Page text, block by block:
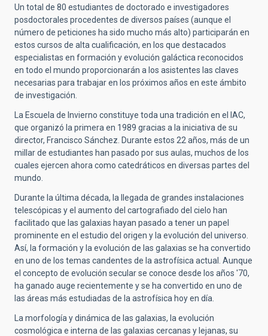
Un total de 80 estudiantes de doctorado e investigadores
posdoctorales procedentes de diversos países (aunque el
número de peticiones ha sido mucho más alto) participarán en
estos cursos de alta cualificación, en los que destacados
especialistas en formación y evolución galáctica reconocidos
en todo el mundo proporcionarán a los asistentes las claves
necesarias para trabajar en los próximos años en este ámbito
de investigación.
La Escuela de Invierno constituye toda una tradición en el IAC,
que organizó la primera en 1989 gracias a la iniciativa de su
director, Francisco Sánchez. Durante estos 22 años, más de un
millar de estudiantes han pasado por sus aulas, muchos de los
cuales ejercen ahora como catedráticos en diversas partes del
mundo.
Durante la última década, la llegada de grandes instalaciones
telescópicas y el aumento del cartografiado del cielo han
facilitado que las galaxias hayan pasado a tener un papel
prominente en el estudio del origen y la evolución del universo.
Así, la formación y la evolución de las galaxias se ha convertido
en uno de los temas candentes de la astrofísica actual. Aunque
el concepto de evolución secular se conoce desde los años '70,
ha ganado auge recientemente y se ha convertido en uno de
las áreas más estudiadas de la astrofísica hoy en día.
La morfología y dinámica de las galaxias, la evolución
cosmológica e interna de las galaxias cercanas y lejanas, su